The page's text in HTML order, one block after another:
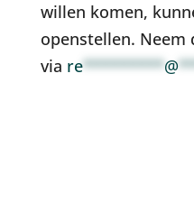
willen komen,
openstellen.
via re*********@